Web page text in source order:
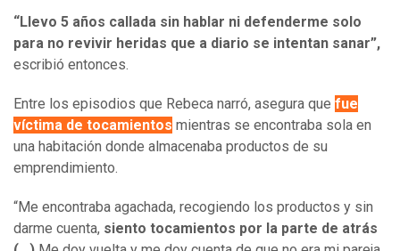
“Llevo 5 años callada sin hablar ni defenderme solo
para no revivir heridas que a diario se intentan sanar”,
escribió entonces.
Entre los episodios que Rebeca narró, asegura que fue
víctima de tocamientos mientras se encontraba sola en
una habitación donde almacenaba productos de su
emprendimiento.
“Me encontraba agachada, recogiendo los productos y sin
darme cuenta, siento tocamientos por la parte de atrás